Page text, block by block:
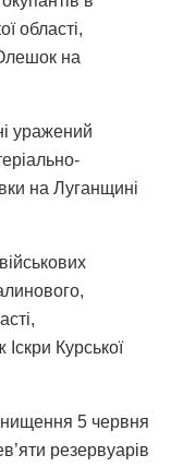
області,
на
уражений
на Луганщині
Курської
5 червня
резервуарів